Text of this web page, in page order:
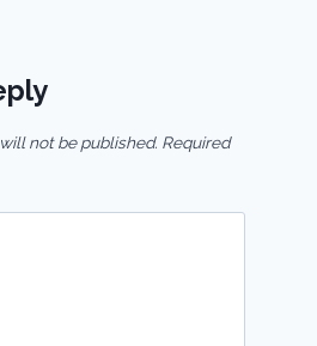
not be published. Required